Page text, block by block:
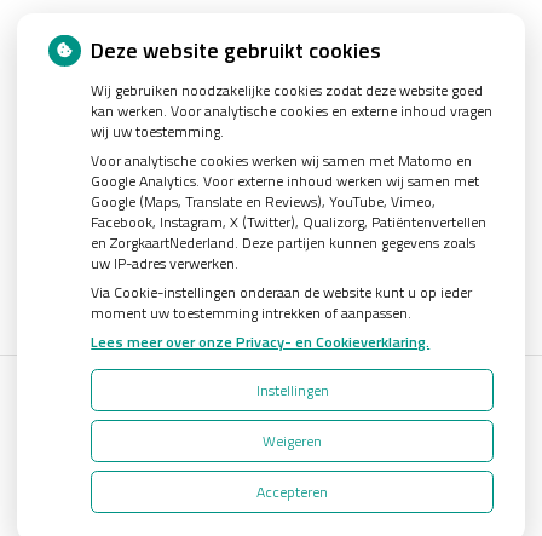
Nieuws
Let op: valse Infomedics-mails over openstaande rekening
Tanden bleken? Laat het veilig doen!
Gezond tandvlees: de basis voor een gezonde mond
Naar de tandarts in het buitenland? Wees op je hoede!
(Mond)zorgkosten gemaakt in 2025? Check of die aftrekbaar zijn
Uw Zorg Online|Beheer
Bezoek
onze
facebook
Cookie-instellingen
Deze website gebruikt cookies
Wij gebruiken noodzakelijke cookies zodat deze website goed
kan werken. Voor analytische cookies en externe inhoud vragen
wij uw toestemming.
Voor analytische cookies werken wij samen met Matomo en
Google Analytics. Voor externe inhoud werken wij samen met
Google (Maps, Translate en Reviews), YouTube, Vimeo,
Facebook, Instagram, X (Twitter), Qualizorg, Patiëntenvertellen
en ZorgkaartNederland. Deze partijen kunnen gegevens zoals
uw IP-adres verwerken.
Via Cookie-instellingen onderaan de website kunt u op ieder
moment uw toestemming intrekken of aanpassen.
Lees meer over onze Privacy- en Cookieverklaring.
Instellingen
Weigeren
Accepteren